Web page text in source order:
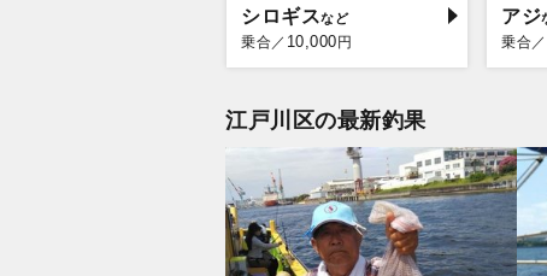
シロギス
乗合／ 10,000円
アジ
乗合／
江戸川区の最新釣果